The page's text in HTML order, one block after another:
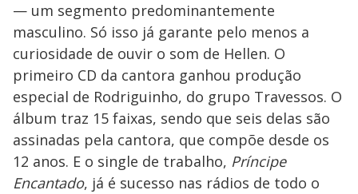
— um segmento predominantemente
masculino. Só isso já garante pelo menos a
curiosidade de ouvir o som de Hellen. O
primeiro CD da cantora ganhou produção
especial de Rodriguinho, do grupo Travessos. O
álbum traz 15 faixas, sendo que seis delas são
assinadas pela cantora, que compõe desde os
12 anos. E o single de trabalho, Príncipe
Encantado, já é sucesso nas rádios de todo o